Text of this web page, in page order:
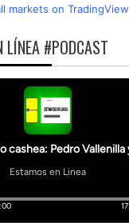
markets on TradingView
LÍNEA #PODCAST